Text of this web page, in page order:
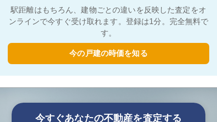
駅距離はもちろん、建物ごとの違いを反映した査定をオ
ンラインで今すぐ受け取れます。登録は1分。完全無料で
す。
今の戸建の時価を知る
今すぐあなたの不動産を査定する